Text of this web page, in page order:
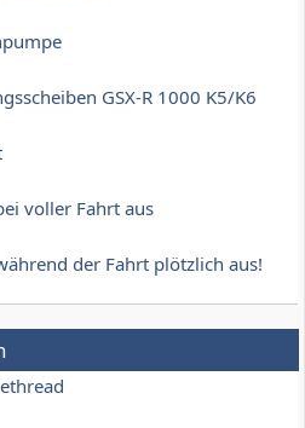
GSX-R 1000 K5/K6
voller Fahrt aus
der Fahrt plötzlich aus!